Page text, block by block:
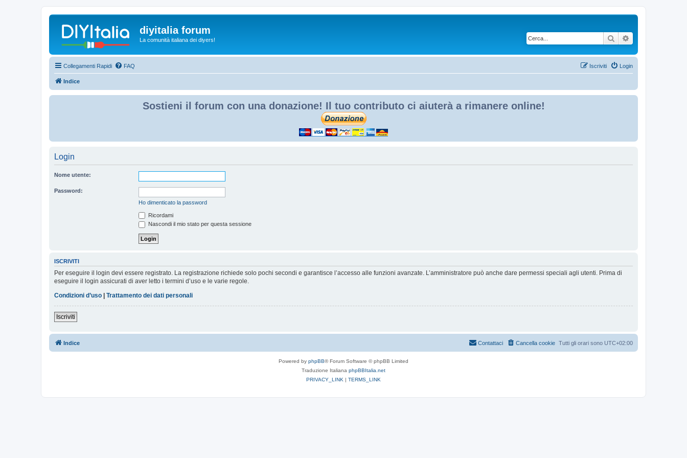
diyitalia forum
La comunità italiana dei diyers! Cerca
Collegamenti Rapidi FAQ Login
Iscriviti
Indice
Sostieni il forum con una donazione! Il tuo contributo ci aiuterà a rimanere online!
Login
Nome utente:
Password:
Ho dimenticato la password
Ricordami
Nascondi il mio stato per questa sessione
ISCRIVITI
Per eseguire il login devi essere registrato. La registrazione richiede solo pochi secondi e garantisce l’accesso alle funzioni avanzate. L’amministratore può anche dare permessi speciali agli utenti. Prima di
eseguire il login assicurati di aver letto i termini d’uso e le varie regole.
Condizioni d’uso
Trattamento dei dati personali
Iscriviti
Indice Tutti gli orari sono UTC+02:00
Cancella cookie
Contattaci
Powered by phpBB® Forum Software © phpBB Limited
Traduzione Italiana phpBBItalia.net
PRIVACY_LINK | TERMS_LINK